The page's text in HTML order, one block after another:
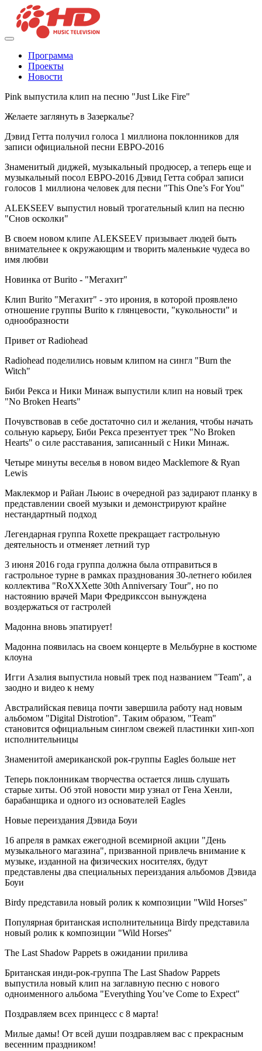
Программа
Проекты
Новости
Pink выпустила клип на песню "Just Like Fire"
Желаете заглянуть в Зазеркалье?
Дэвид Гетта получил голоса 1 миллиона поклонников для
записи официальной песни ЕВРО-2016
Знаменитый диджей, музыкальный продюсер, а теперь еще и
музыкальный посол ЕВРО-2016 Дэвид Гетта собрал записи
голосов 1 миллиона человек для песни "This One’s For You"
ALEKSEEV выпустил новый трогательный клип на песню
"Снов осколки"
В своем новом клипе ALEKSEEV призывает людей быть
внимательнее к окружающим и творить маленькие чудеса во
имя любви
Новинка от Burito - "Мегахит"
Клип Burito "Мегахит" - это ирония, в которой проявлено
отношение группы Burito к глянцевости, "кукольности" и
однообразности
Привет от Radiohead
Radiohead поделились новым клипом на сингл "Burn the
Witch"
Биби Рекса и Ники Минаж выпустили клип на новый трек
"No Broken Hearts"
Почувствовав в себе достаточно сил и желания, чтобы начать
сольную карьеру, Биби Рекса презентует трек "No Broken
Hearts" о силе расставания, записанный с Ники Минаж.
Четыре минуты веселья в новом видео Macklemore & Ryan
Lewis
Маклекмор и Райан Льюис в очередной раз задирают планку в
представлении своей музыки и демонстрируют крайне
нестандартный подход
Легендарная группа Roxette прекращает гастрольную
деятельность и отменяет летний тур
3 июня 2016 года группа должна была отправиться в
гастрольное турне в рамках празднования 30-летнего юбилея
коллектива "RoXXXette 30th Anniversary Tour", но по
настоянию врачей Мари Фредрикссон вынуждена
воздержаться от гастролей
Мадонна вновь эпатирует!
Мадонна появилась на своем концерте в Мельбурне в костюме
клоуна
Игги Азалия выпустила новый трек под названием "Team", а
заодно и видео к нему
Австралийская певица почти завершила работу над новым
альбомом "Digital Distrotion". Таким образом, "Team"
становится официальным синглом свежей пластинки хип-хоп
исполнительницы
Знаменитой американской рок-группы Eagles больше нет
Теперь поклонникам творчества остается лишь слушать
старые хиты. Об этой новости мир узнал от Гена Хенли,
барабанщика и одного из основателей Eagles
Новые переиздания Дэвида Боуи
16 апреля в рамках ежегодной всемирной акции "День
музыкального магазина", призванной привлечь внимание к
музыке, изданной на физических носителях, будут
представлены два специальных переиздания альбомов Дэвида
Боуи
Birdy представила новый ролик к композиции "Wild Horses"
Популярная британская исполнительница Birdy представила
новый ролик к композиции "Wild Horses"
The Last Shadow Pappets в ожидании прилива
Британская инди-рок-группа The Last Shadow Pappets
выпустила новый клип на заглавную песню с нового
одноименного альбома "Everything You’ve Come to Expect"
Поздравляем всех принцесс с 8 марта!
Милые дамы! От всей души поздравляем вас с прекрасным
весенним праздником!